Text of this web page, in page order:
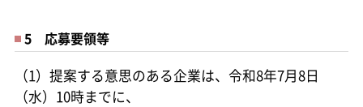
5 応募要領等
（1）提案する意思のある企業は、令和8年7月8日
（水）10時までに、